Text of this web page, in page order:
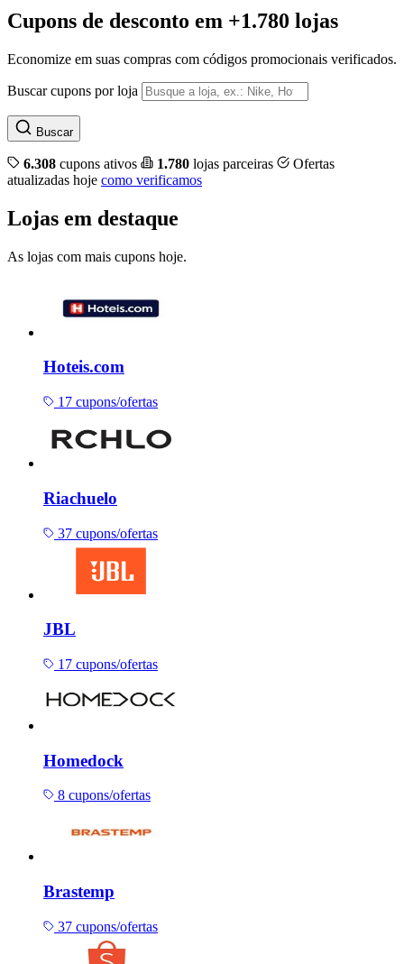
Cupons de desconto em +1.780 lojas
Economize em suas compras com códigos promocionais verificados.
Buscar cupons por loja
Buscar
6.308 cupons ativos 1.780 lojas parceiras
Ofertas
atualizadas hoje como verificamos
Lojas em destaque
As lojas com mais cupons hoje.
Hoteis.com
17 cupons/ofertas
Riachuelo
37 cupons/ofertas
JBL
17 cupons/ofertas
Homedock
8 cupons/ofertas
Brastemp
37 cupons/ofertas